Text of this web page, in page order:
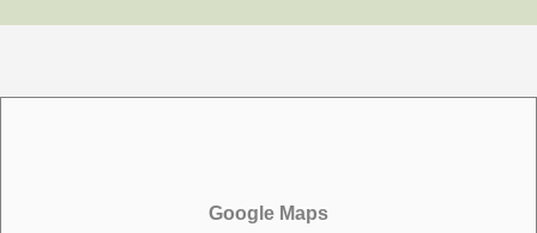
Google Maps